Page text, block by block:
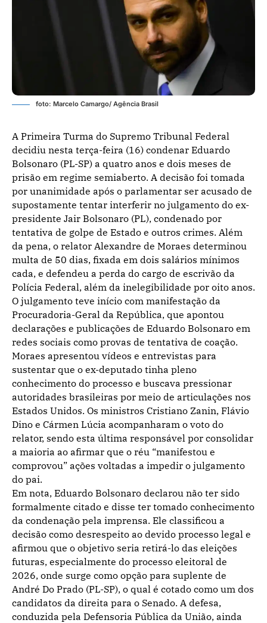
foto: Marcelo Camargo/ Agência Brasil
A Primeira Turma do Supremo Tribunal Federal
decidiu nesta terça-feira (16) condenar Eduardo
Bolsonaro (PL-SP) a quatro anos e dois meses de
prisão em regime semiaberto. A decisão foi tomada
por unanimidade após o parlamentar ser acusado de
supostamente tentar interferir no julgamento do ex-
presidente Jair Bolsonaro (PL), condenado por
tentativa de golpe de Estado e outros crimes. Além
da pena, o relator Alexandre de Moraes determinou
multa de 50 dias, fixada em dois salários mínimos
cada, e defendeu a perda do cargo de escrivão da
Polícia Federal, além da inelegibilidade por oito anos.
O julgamento teve início com manifestação da
Procuradoria-Geral da República, que apontou
declarações e publicações de Eduardo Bolsonaro em
redes sociais como provas de tentativa de coação.
Moraes apresentou vídeos e entrevistas para
sustentar que o ex-deputado tinha pleno
conhecimento do processo e buscava pressionar
autoridades brasileiras por meio de articulações nos
Estados Unidos. Os ministros Cristiano Zanin, Flávio
Dino e Cármen Lúcia acompanharam o voto do
relator, sendo esta última responsável por consolidar
a maioria ao afirmar que o réu “manifestou e
comprovou” ações voltadas a impedir o julgamento
do pai.
Em nota, Eduardo Bolsonaro declarou não ter sido
formalmente citado e disse ter tomado conhecimento
da condenação pela imprensa. Ele classificou a
decisão como desrespeito ao devido processo legal e
afirmou que o objetivo seria retirá-lo das eleições
futuras, especialmente do processo eleitoral de
2026, onde surge como opção para suplente de
André Do Prado (PL-SP), o qual é cotado como um dos
candidatos da direita para o Senado. A defesa,
conduzida pela Defensoria Pública da União, ainda